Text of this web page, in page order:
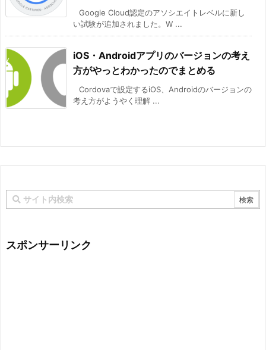
Google Cloud認定のアソシエイトレベルに新し
い試験が追加されました。W ...
iOS・Androidアプリのバージョンの考え
方がやっとわかったのでまとめる
Cordovaで設定するiOS、Androidのバージョンの
考え方がようやく理解 ...
スポンサーリンク